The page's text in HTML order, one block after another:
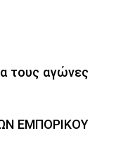
τους αγώνες
ΕΜΠΟΡΙΚΟΥ